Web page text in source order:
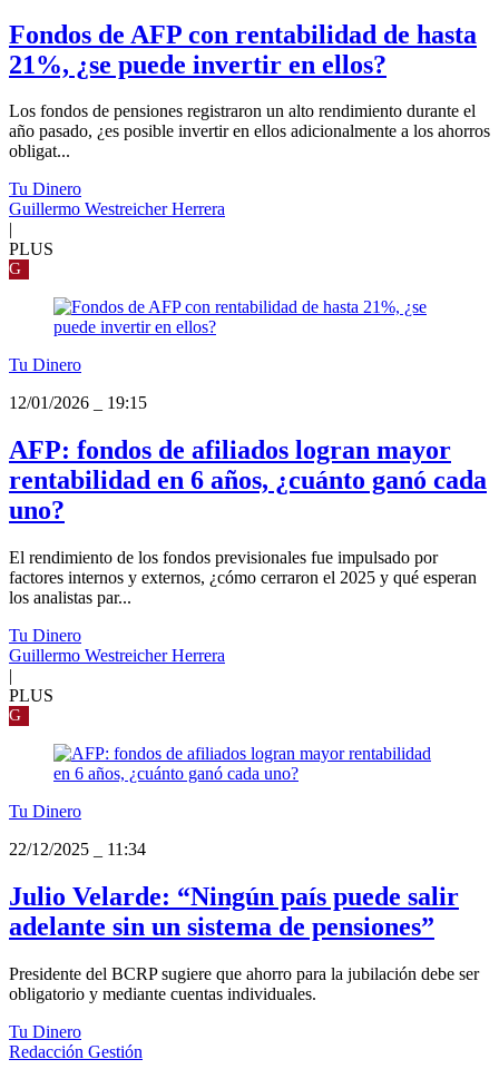
Fondos de AFP con rentabilidad de hasta
21%, ¿se puede invertir en ellos?
Los fondos de pensiones registraron un alto rendimiento durante el
año pasado, ¿es posible invertir en ellos adicionalmente a los ahorros
obligat...
Tu Dinero
Guillermo Westreicher Herrera
PLUS
G
Tu Dinero
12/01/2026
19:15
AFP: fondos de afiliados logran mayor
rentabilidad en 6 años, ¿cuánto ganó cada
uno?
El rendimiento de los fondos previsionales fue impulsado por
factores internos y externos, ¿cómo cerraron el 2025 y qué esperan
los analistas par...
Tu Dinero
Guillermo Westreicher Herrera
|
PLUS
G
Tu Dinero
22/12/2025
11:34
Julio Velarde: “Ningún país puede salir
adelante sin un sistema de pensiones”
Presidente del BCRP sugiere que ahorro para la jubilación debe ser
obligatorio y mediante cuentas individuales.
Tu Dinero
Redacción Gestión